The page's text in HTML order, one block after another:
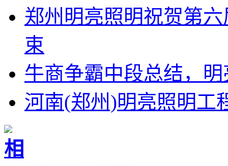
郑州明亮照明祝贺第
束
牛商争霸中段总结，
河南(郑州)明亮照明工